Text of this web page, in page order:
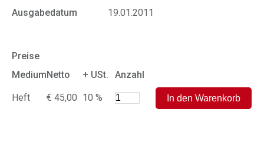
Ausgabedatum
19.01.2011
Preise
MediumNetto + USt. Anzahl
Heft € 45,00 10 %